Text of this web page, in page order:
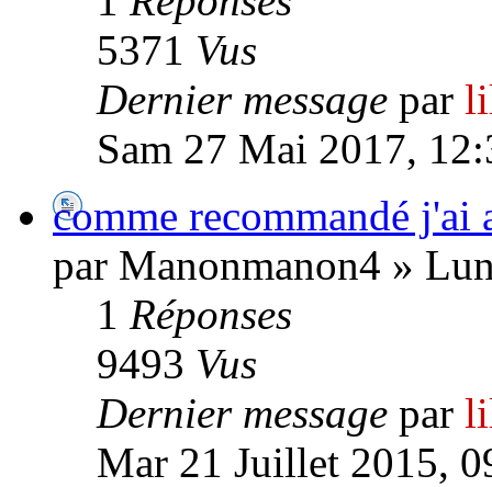
5371 Vus
Dernier message par
Sam 27 Mai 2017,
comme recommandé
par Manonmanon4 »
1 Réponses
9493 Vus
Dernier message par
Mar 21 Juillet 2015,